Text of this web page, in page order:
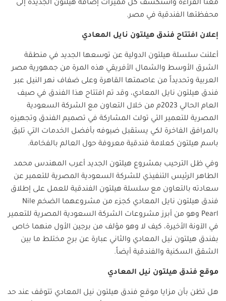
معنا القراءة واستكشف كل مميزات إضاقة هيلتون الجديدة إلى
محفظتها الفندقية في مصر.
إعلان افتتاح فندق هيلتون نايل المعادي
أعلنت سلسلة هيلتون الدولية عن توسعها الجديد في منطقة
الشرق الأوسط والشمال الأفريقي هذه المرة من جمهورية مصر
العربية وتحديداً من عاصمتها القاهرة وعلى ضفاف نهر النيل عبر
فندق هيلتون نايل المعادي، وقد تم افتتاح هذا الفندق في صيف
العام الحالي 2023م من خلال التعاون مع الشركة السعودية
المصرية للتعمير التي تولت المشاركة في تصميم الفندق وتجهيزه
بالمرافق الفاخرة لكي يستقبل ضيوفه بأفضل الخدمات التي تليق
باسم هيلتون كعلامة فندقية معروفة حول العالم بالفخامة.
وفي ظل الترحيب بمشروع هيلتون الجديد أعرب المهندس محمد
الطاهر الرئيس التنفيذي للشركة السعودية المصرية للتعمير عن
سعادته بالتعاون مع سلسلة هيلتون الفندقية للعمل على إطلاق
فندق هيلتون نايل المعادي كجزء من مشروعهما الضخم Nile
Pearl وهو من أبرز مشروعات الشركة السعودية المصرية للتعمير
في الآونة الأخيرة، كيف لا وهو مؤلف من برجين الأول منهما خاص
بفندق هيلتون نيل المعادي والثاني عبارة عن برج مختلط ما بين
الشقق السكنية والفندقية أيضاً.
موقع فندق هيلتون نيل المعادي
هل تظن بأن مزايا موقع فندق هيلتون نيل المعادي تتوقف عند حد